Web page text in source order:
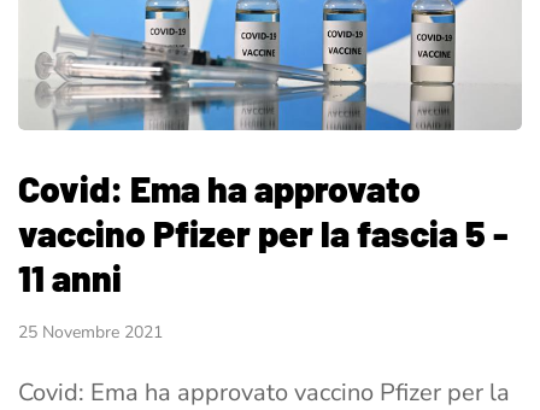
Covid: Ema ha approvato
vaccino Pfizer per la fascia 5 -
11 anni
25 Novembre 2021
Covid: Ema ha approvato vaccino Pfizer per la